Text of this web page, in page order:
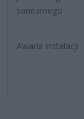
sanitarnego
Awaria instalacji